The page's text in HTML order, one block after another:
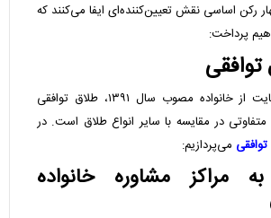
اساسی نقش تعیین‌کننده‌ای ایفا می‌کنند که
پرداخت:
بر اساس قانون حمایت از خانواده مصوب سال ۱۳۹۱، طلاق توافقی
در مقایسه با سایر انواع طلاق است. در
می‌پردازیم:
مراکز مشاوره خانواده